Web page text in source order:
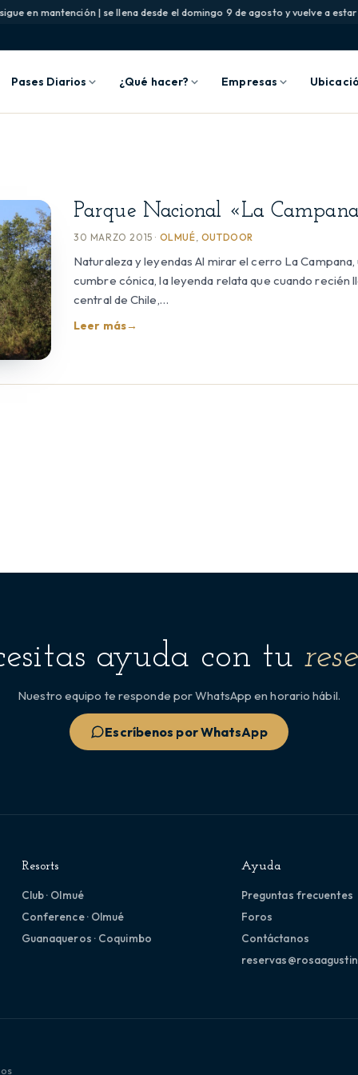
en mantención | se llena desde el domingo 9 de agosto y vuelve a estar
Pases Diarios ¿Qué hacer? Empresas
Parque Nacional «La
30 MARZO 2015 · OLMUÉ, OUTDOOR
Naturaleza y leyendas Al mirar el cerro La
cumbre cónica, la leyenda relata que cuando recién
central de Chile,…
Leer más→
ayuda con tu
Nuestro equipo te responde por WhatsApp en horario hábil.
Escríbenos por WhatsApp
Resorts
Club · Olmué
Conference · Olmué
Guanaqueros · Coquimbo
Ayuda
Preguntas frecuentes
Foros
Contáctanos